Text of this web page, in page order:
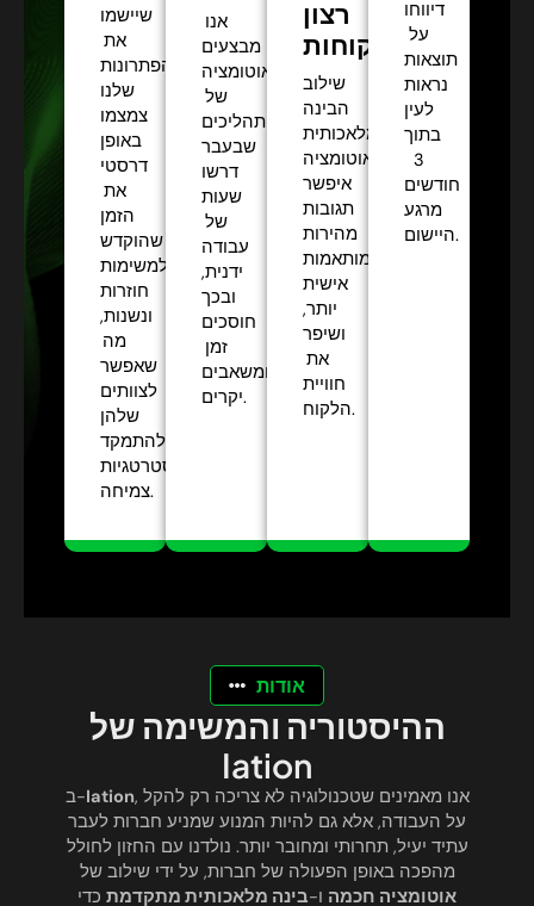
שיישמו
את
הפתרונות
שלנו
צמצמו
באופן
דרסטי
את
הזמן
שהוקדש
למשימות
חוזרות
ונשנות,
מה
שאפשר
לצוותים
שלהן
להתמקד
באסטרטגיות
צמיחה.
אנו
מבצעים
אוטומציה
של
תהליכים
שבעבר
דרשו
שעות
של
עבודה
ידנית,
ובכך
חוסכים
זמן
ומשאבים
יקרים.
רצון
הלקוחות:
שילוב
הבינה
המלאכותית
והאוטומציה
איפשר
תגובות
מהירות
ומותאמות
אישית
יותר,
ושיפר
את
חוויית
הלקוח.
דיווחו
על
תוצאות
נראות
לעין
בתוך
3
חודשים
מרגע
היישום.
אודות
ההיסטוריה והמשימה של
Iation
ב-Iation, אנו מאמינים שטכנולוגיה לא צריכה רק להקל
על העבודה, אלא גם להיות המנוע שמניע חברות לעבר
עתיד יעיל, תחרותי ומחובר יותר. נולדנו עם החזון לחולל
מהפכה באופן הפעולה של חברות, על ידי שילוב של
אוטומציה חכמה ו-בינה מלאכותית מתקדמת כדי